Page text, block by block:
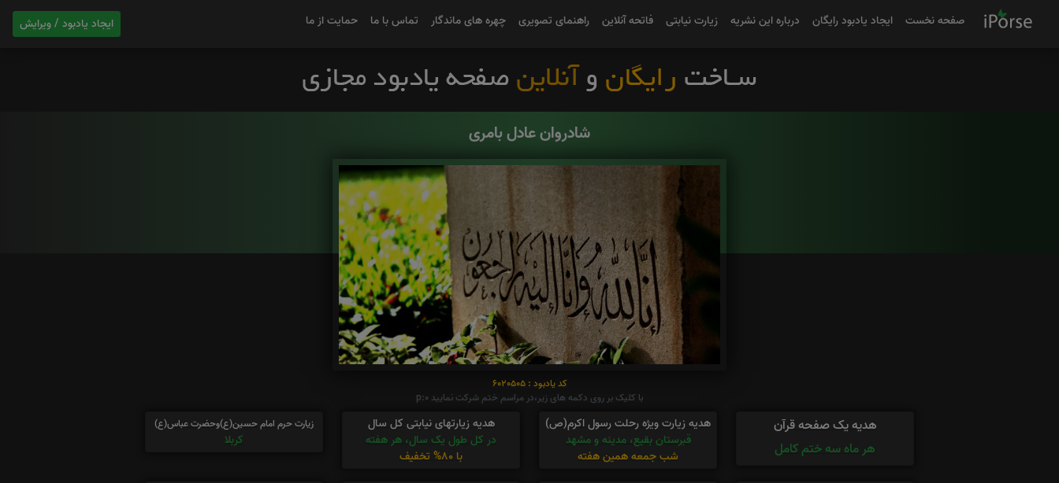
ایجاد یادبود / ویرایش صفحه نخست ایجاد یادبود رایگان درباره این نشریه زیارت نیابتی فاتحه آنلاین راهنمای تصویری چهره های ماندگار تماس با ما حمایت از ما
شادروان عادل بامری
کد یادبود : 6020505
با کلیک بر روی دکمه های زیر،در مراسم ختم شرکت نمایید p:0
هدیه یک صفحه قرآن
هر ماه سه ختم کامل
هدیه زیارت ویژه رحلت رسول اکرم(ص)
قبرستان بقیع، مدینه و مشهد
شب جمعه همین هفته
هدیه زیارتهای نیابتی کل سال
در کل طول یک سال، هر هفته
با 80% تخفیف
زیارت حرم امام حسین(ع)وحضرت عباس(ع)
کربلا